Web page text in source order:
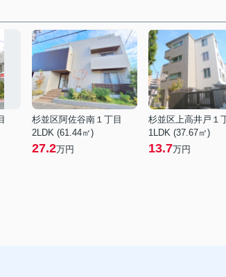
杉並区阿佐谷南１丁目
2LDK (61.44㎡)
27.2万円
杉並区上高井戸１
1LDK (37.67㎡)
13.7万円